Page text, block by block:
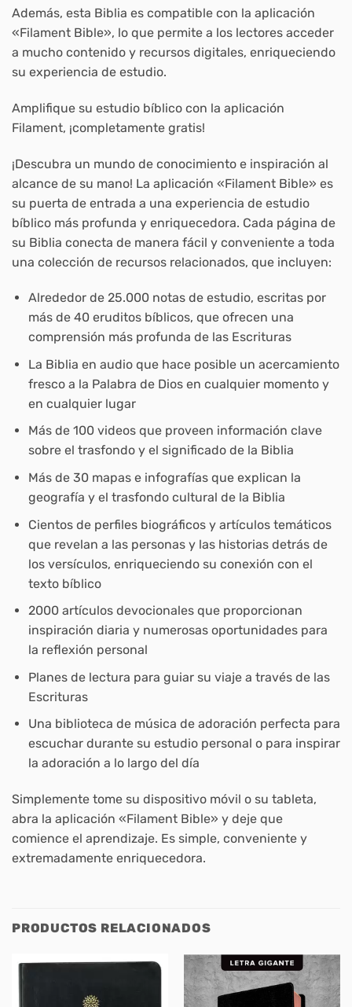
Además, esta Biblia es compatible con la aplicación
«Filament Bible», lo que permite a los lectores acceder
a mucho contenido y recursos digitales, enriqueciendo
su experiencia de estudio.
Amplifique su estudio bíblico con la aplicación
Filament, ¡completamente gratis!
¡Descubra un mundo de conocimiento e inspiración al
alcance de su mano! La aplicación «Filament Bible» es
su puerta de entrada a una experiencia de estudio
bíblico más profunda y enriquecedora. Cada página de
su Biblia conecta de manera fácil y conveniente a toda
una colección de recursos relacionados, que incluyen:
Alrededor de 25.000 notas de estudio, escritas por
más de 40 eruditos bíblicos, que ofrecen una
comprensión más profunda de las Escrituras
La Biblia en audio que hace posible un acercamiento
fresco a la Palabra de Dios en cualquier momento y
en cualquier lugar
Más de 100 videos que proveen información clave
sobre el trasfondo y el significado de la Biblia
Más de 30 mapas e infografías que explican la
geografía y el trasfondo cultural de la Biblia
Cientos de perfiles biográficos y artículos temáticos
que revelan a las personas y las historias detrás de
los versículos, enriqueciendo su conexión con el
texto bíblico
2000 artículos devocionales que proporcionan
inspiración diaria y numerosas oportunidades para
la reflexión personal
Planes de lectura para guiar su viaje a través de las
Escrituras
Una biblioteca de música de adoración perfecta para
escuchar durante su estudio personal o para inspirar
la adoración a lo largo del día
Simplemente tome su dispositivo móvil o su tableta,
abra la aplicación «Filament Bible» y deje que
comience el aprendizaje. Es simple, conveniente y
extremadamente enriquecedora.
PRODUCTOS RELACIONADOS